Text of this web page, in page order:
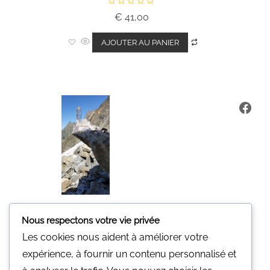
e
0
s
u
€ 41,00
AJOUTER AU PANIER
Minerali
Une pierre pour vous.
Nous n'avons pas de magasin
physique
Nous respectons votre vie privée
Les cookies nous aident à améliorer votre
expérience, à fournir un contenu personnalisé et